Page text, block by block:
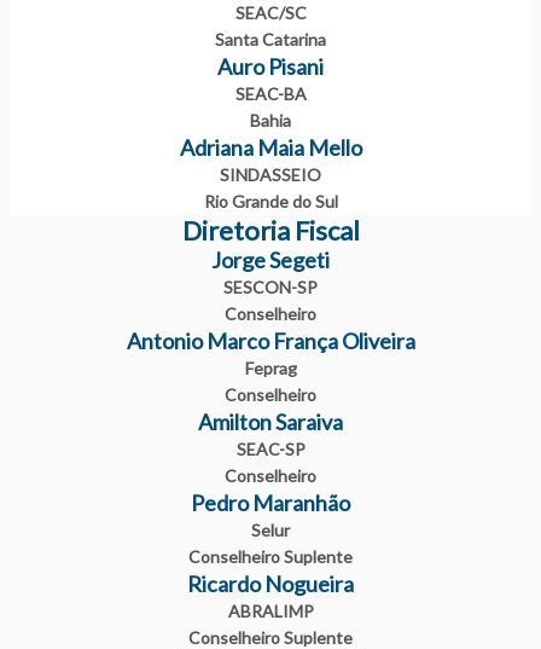
SEAC/SC
Santa Catarina
Auro Pisani
SEAC-BA
Bahia
Adriana Maia Mello
SINDASSEIO
Rio Grande do Sul
Diretoria Fiscal
Jorge Segeti
SESCON-SP
Conselheiro
Antonio Marco França Oliveira
Feprag
Conselheiro
Amilton Saraiva
SEAC-SP
Conselheiro
Pedro Maranhão
Selur
Conselheiro Suplente
Ricardo Nogueira
ABRALIMP
Conselheiro Suplente